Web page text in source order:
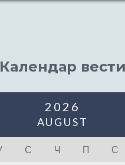
Календар вести
2026
AUGUST
С Ч П С